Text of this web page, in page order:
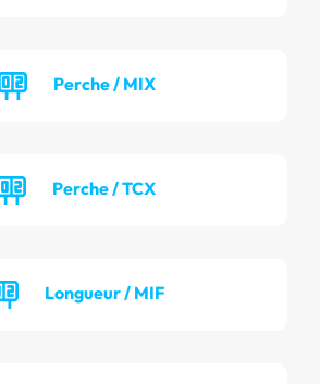
Perche / MIX
Perche / TCX
Longueur / MIF